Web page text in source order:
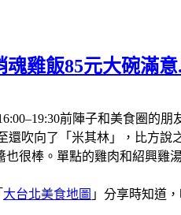
魂雞飯85元大碗滿
前陣子和美食圈的
吹向了「米其林」，比方說
很棒。單點的雞肉和紹興雞
大台北美食地圖 」分享時知道